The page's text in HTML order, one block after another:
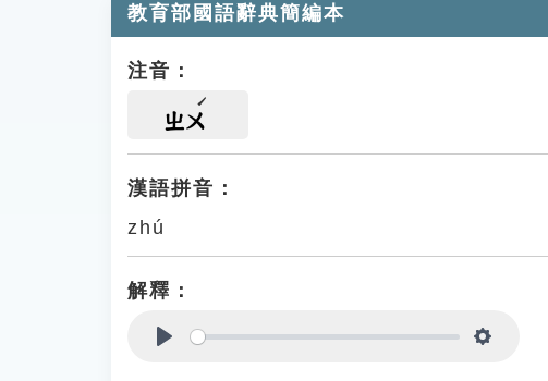
教育部國語辭典簡編本
注音：
ㄓㄨ
漢語拼音：
zhú
解釋：